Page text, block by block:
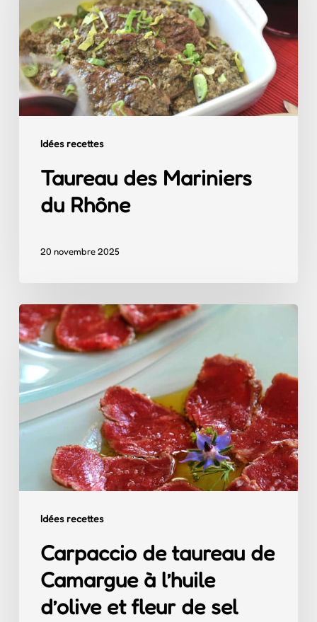
Idées recettes
Rhône
Taureau des Mariniers
du Rhône
20 novembre 2025
Idées recettes
Carpaccio
de
taureau
de
Camargue
à
l’huile
d’olive
Carpaccio de taureau de
Camargue à l’huile
d’olive et fleur de sel